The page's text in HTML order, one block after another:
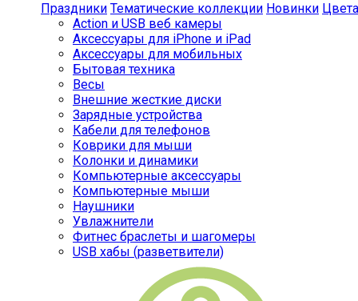
Праздники Тематические коллекции Новинки Цвета
Action и USB веб камеры
Аксессуары для iPhone и iPad
Аксессуары для мобильных
Бытовая техника
Весы
Внешние жесткие диски
Зарядные устройства
Кабели для телефонов
Коврики для мыши
Колонки и динамики
Компьютерные аксессуары
Компьютерные мыши
Наушники
Увлажнители
Фитнес браслеты и шагомеры
USB хабы (разветвители)